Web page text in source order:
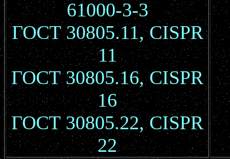
61000-3-3
ГОСТ 30805.11, CISPR
11
ГОСТ 30805.16, CISPR
16
ГОСТ 30805.22, CISPR
22